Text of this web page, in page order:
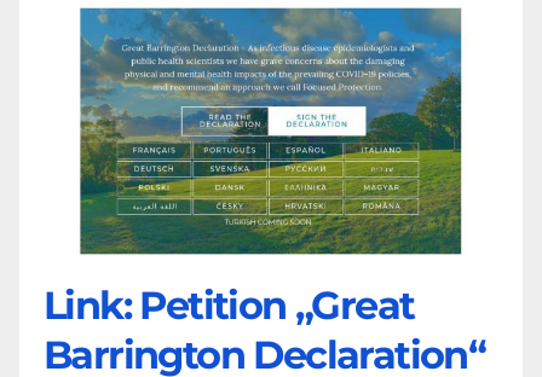
Link: Petition „Great
Barrington Declaration“